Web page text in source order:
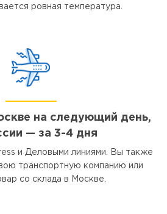
ровная температура.
на следующий день,
— за 3-4 дня
и Деловыми линиями. Вы также
транспортную компанию или
со склада в Москве.